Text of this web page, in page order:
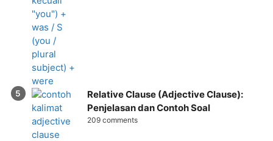
Relative Clause (Adjective Clause):
Penjelasan dan Contoh Soal
209 comments